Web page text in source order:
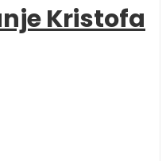
Kristofa